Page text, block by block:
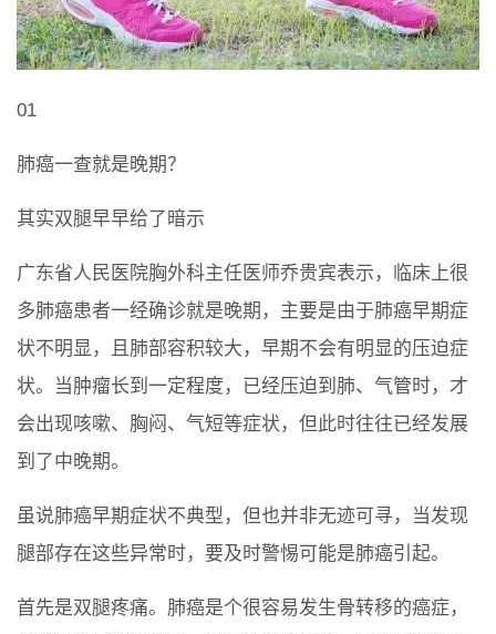
01
肺癌一查就是晚期？
其实双腿早早给了暗示
广东省人民医院胸外科主任医师乔贵宾表示，临床上很
多肺癌患者一经确诊就是晚期，主要是由于肺癌早期症
状不明显，且肺部容积较大，早期不会有明显的压迫症
状。当肿瘤长到一定程度，已经压迫到肺、气管时，才
会出现咳嗽、胸闷、气短等症状，但此时往往已经发展
到了中晚期。
虽说肺癌早期症状不典型，但也并非无迹可寻，当发现
腿部存在这些异常时，要及时警惕可能是肺癌引起。
首先是双腿疼痛。肺癌是个很容易发生骨转移的癌症，